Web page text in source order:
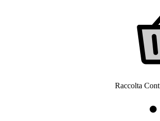
Raccolta